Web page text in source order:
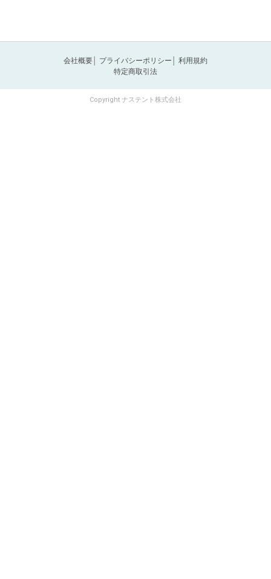
会社概要 プライバシーポリシー
利用規約
特定商取引法
Copyright ナステント株式会社